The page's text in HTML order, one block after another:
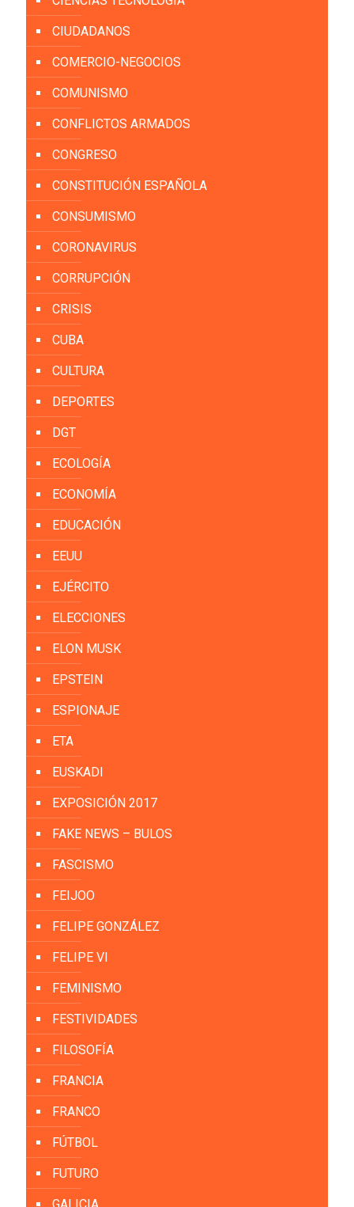
CIUDADANOS
COMERCIO-NEGOCIOS
COMUNISMO
CONFLICTOS ARMADOS
CONGRESO
CONSTITUCIÓN ESPAÑOLA
CONSUMISMO
CORONAVIRUS
CORRUPCIÓN
CRISIS
CUBA
CULTURA
DEPORTES
DGT
ECOLOGÍA
ECONOMÍA
EDUCACIÓN
EEUU
EJÉRCITO
ELECCIONES
ELON MUSK
EPSTEIN
ESPIONAJE
ETA
EUSKADI
EXPOSICIÓN 2017
FAKE NEWS – BULOS
FASCISMO
FEIJOO
FELIPE GONZÁLEZ
FELIPE VI
FEMINISMO
FESTIVIDADES
FILOSOFÍA
FRANCIA
FRANCO
FÚTBOL
FUTURO